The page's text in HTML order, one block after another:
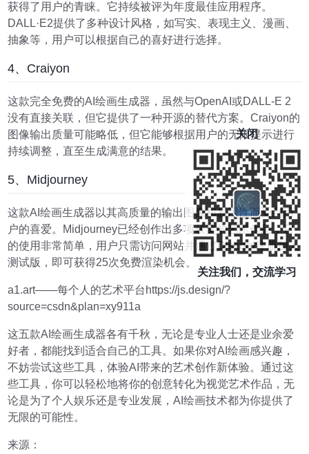
获得了用户的青睐。它持续被评为年度最佳应用程序。
DALL·E2提供了多种设计风格，如写实、表现主义、漫画、
抽象等，用户可以根据自己的喜好进行选择。
4、Craiyon
这款完全免费的AI绘画生成器，虽然与OpenAI或DALL-E 2
没有直接关联，但它提供了一种开源的替代方案。Craiyon的
图像输出质量可能略低，但它能够根据用户的无限提示进行
持续调整，直至生成满意的结果。
5、Midjourney
这款AI绘画生成器以其高质量的输出图像和易用性而受到用
户的喜爱。Midjourney已经创作出多项获奖的艺术作品，它
的使用非常简单，用户只需访问网站并通过Discord注册加入
测试版，即可获得25次免费渲染机会。
a1.art——每个人的艺术平台https://js.design/?
source=csdn&plan=xy911a
这五款AI绘画生成器各有千秋，无论是专业人士还是业余爱
好者，都能找到适合自己的工具。如果你对AI绘画感兴趣，
不妨尝试这些工具，体验AI带来的艺术创作新体验。通过这
些工具，你可以轻松地将你的创意转化为视觉艺术作品，无
论是为了个人娱乐还是专业发展，AI绘画技术都为你提供了
无限的可能性。
来源：
关闭
关注我们，交流学习